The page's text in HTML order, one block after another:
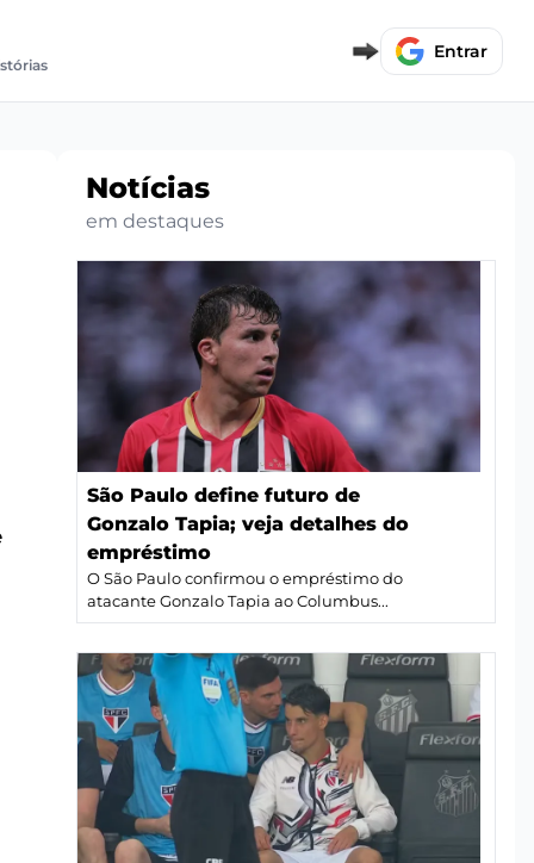
Entrar
Notícias
em destaques
São Paulo define futuro de
Gonzalo Tapia; veja detalhes do
empréstimo
O São Paulo confirmou o empréstimo do
atacante Gonzalo Tapia ao Columbus...